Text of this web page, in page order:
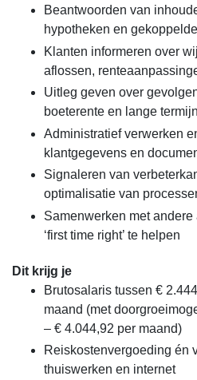
Beantwoorden van
hypotheken en
Klanten informeren over
aflossen,
Uitleg geven over
boeterente en lange termijn
Administratief verwerken
klantgegevens en
Signaleren van
optimalisatie van
Samenwerken met
‘first time right’ te helpen
Dit krijg je
Brutosalaris tussen €
maand (met
– € 4.044,92 per maand)
Reiskostenvergoeding én
thuiswerken en internet